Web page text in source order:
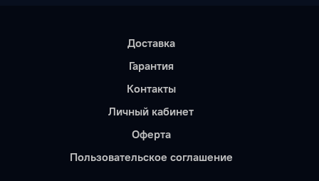
Доставка
Гарантия
Контакты
Личный кабинет
Оферта
Пользовательское соглашение